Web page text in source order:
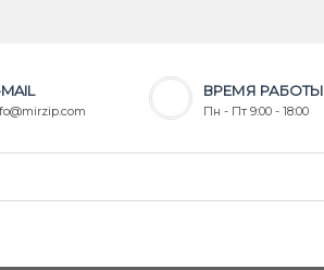
ВРЕМЯ РАБОТЫ
Пн - Пт 9:00 - 18:00